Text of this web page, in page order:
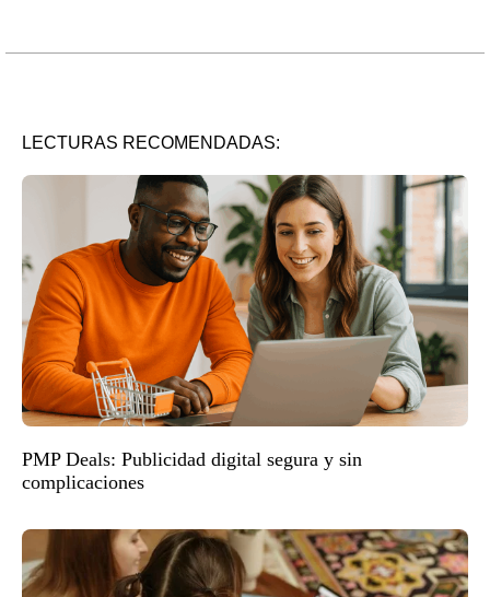
LECTURAS RECOMENDADAS:
PMP Deals: Publicidad digital segura y sin
complicaciones